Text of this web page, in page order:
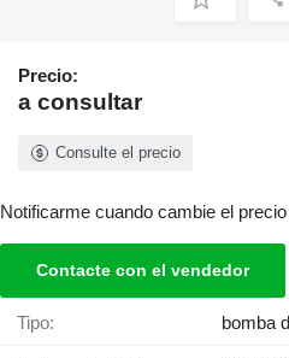
Precio:
a consultar
Consulte el precio
Notificarme cuando cambie el precio
Contacte con el vendedor
Tipo: bomba